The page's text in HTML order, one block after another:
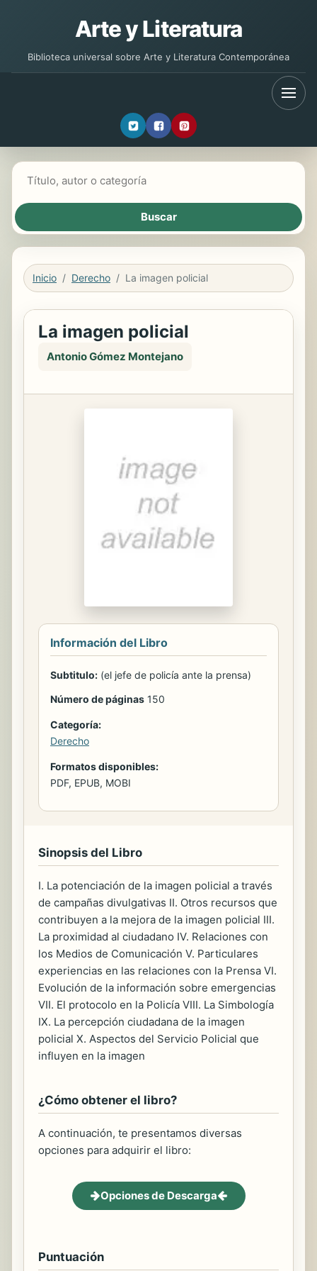
Arte y Literatura
Biblioteca universal sobre Arte y Literatura Contemporánea
Inicio Derecho La imagen policial
La imagen policial
Antonio Gómez Montejano
Información del Libro
Subtitulo: (el jefe de policía ante la prensa)
Número de páginas 150
Categoría:
Derecho
Formatos disponibles:
PDF, EPUB, MOBI
Sinopsis del Libro
I. La potenciación de la imagen policial a través
de campañas divulgativas II. Otros recursos que
contribuyen a la mejora de la imagen policial III.
La proximidad al ciudadano IV. Relaciones con
los Medios de Comunicación V. Particulares
experiencias en las relaciones con la Prensa VI.
Evolución de la información sobre emergencias
VII. El protocolo en la Policía VIII. La Simbología
IX. La percepción ciudadana de la imagen
policial X. Aspectos del Servicio Policial que
influyen en la imagen
¿Cómo obtener el libro?
A continuación, te presentamos diversas
opciones para adquirir el libro:
Opciones de Descarga
Puntuación